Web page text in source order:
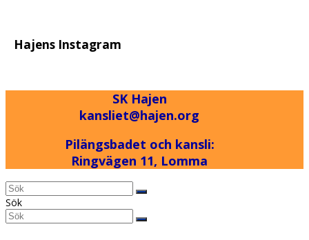
Hajens Instagram
SK Hajen
kansliet@hajen.org
Pilängsbadet och kansli:
Ringvägen 11, Lomma
Back
To
Sök
Sök
Submit